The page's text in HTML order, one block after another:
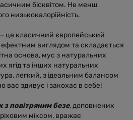
бісквітом. Не менш
низькокалорійність.
це класичний європейський
ефектним виглядом та складається
основа, мус з натуральних
ягід та інших натуральних
легкий, з ідеальним балансом
вас здивує і закохає в себе!
з повітряним безе, доповнених
міксом, вражає